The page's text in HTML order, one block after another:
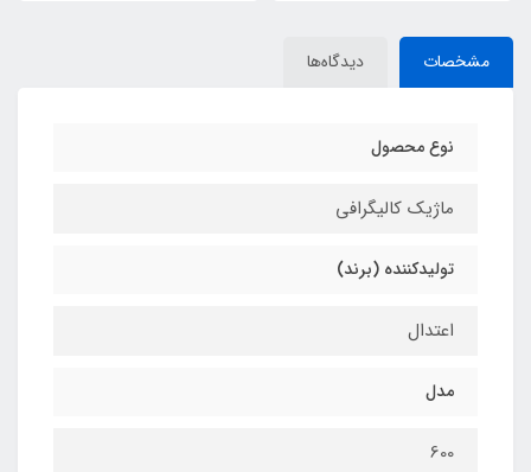
مشخصات دیدگاه‌ها
نوع محصول
ماژیک کالیگرافی
تولیدکننده (برند)
اعتدال
مدل
600